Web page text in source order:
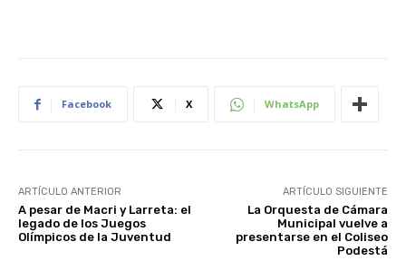
Facebook X WhatsApp
ARTÍCULO ANTERIOR
A pesar de Macri y Larreta: el
legado de los Juegos
Olímpicos de la Juventud
ARTÍCULO SIGUIENTE
La Orquesta de Cámara
Municipal vuelve a
presentarse en el Coliseo
Podestá